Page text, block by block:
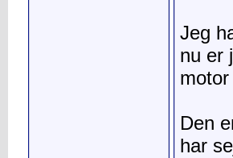
Jeg
nu er
Den
har